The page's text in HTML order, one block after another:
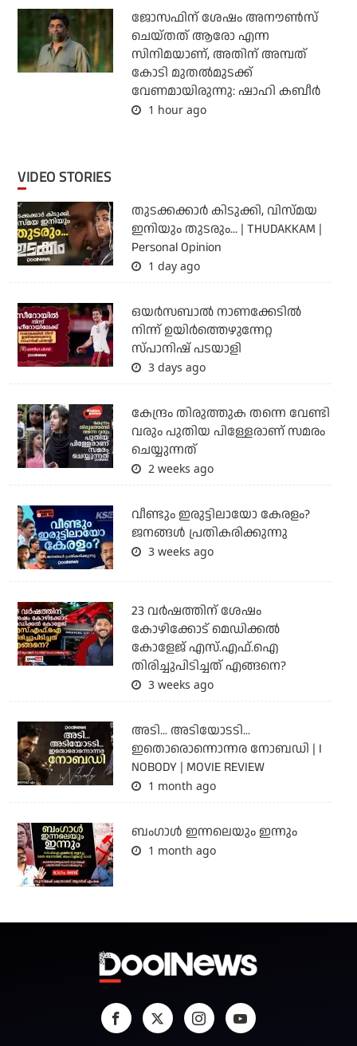
ജോസഫിന് ശേഷം അനൗണ്‍സ്
ചെയ്തത് ആരോ എന്ന
സിനിമയാണ്, അതിന് അമ്പത്
കോടി മുതല്‍മുടക്ക്
വേണമായിരുന്നു: ഷാഹി കബീര്‍
1 hour ago
VIDEO STORIES
തുടക്കക്കാര്‍ കിടുക്കി, വിസ്മയ
ഇനിയും തുടരും... | THUDAKKAM |
Personal Opinion
1 day ago
ഒയര്‍സബാൽ നാണക്കേടിൽ
നിന്ന് ഉയിർത്തെഴുന്നേറ്റ
സ്പാനിഷ് പടയാളി
3 days ago
കേന്ദ്രം തിരുത്തുക തന്നെ വേണ്ടി
വരും പുതിയ പിള്ളേരാണ് സമരം
ചെയ്യുന്നത്
2 weeks ago
വീണ്ടും ഇരുട്ടിലായോ കേരളം?
ജനങ്ങൾ പ്രതികരിക്കുന്നു
3 weeks ago
23 വർഷത്തിന് ശേഷം
കോഴിക്കോട് മെഡിക്കൽ
കോളേജ് എസ്.എഫ്.ഐ
തിരിച്ചുപിടിച്ചത് എങ്ങനെ?
3 weeks ago
അടി... അടിയോടടി...
ഇതൊരൊന്നൊന്നര നോബഡി | I
NOBODY | MOVIE REVIEW
1 month ago
ബംഗാള്‍ ഇന്നലെയും ഇന്നും
1 month ago